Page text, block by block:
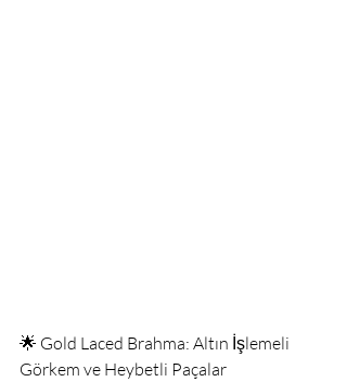
🌟 Gold Laced Brahma: Altın İşlemeli
Görkem ve Heybetli Paçalar